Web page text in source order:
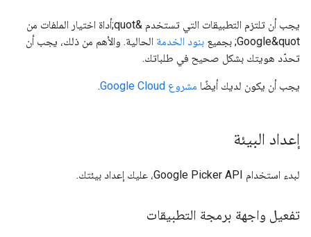
يجب أن تلتزم التطبيقات التي تستخدم &quot;أداة اختيار الملفات من
Google&quot; بجميع
بنود الخدمة الحالية. والأهم من ذلك، يجب أن
تحدّد هويتك بشكل صحيح في طلباتك.
يجب أن يكون لديك أيضًا مشروع Google Cloud .
إعداد البيئة
لبدء استخدام Google Picker API، عليك إعداد بيئتك.
تفعيل واجهة برمجة التطبيقات